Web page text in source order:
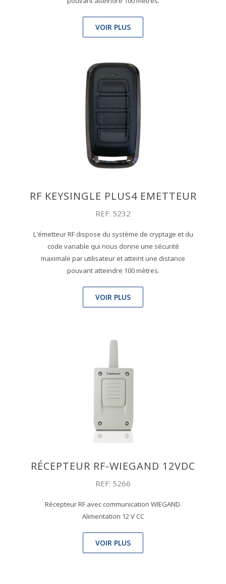
VOIR PLUS
RF KEYSINGLE PLUS4 EMETTEUR
REF: 5232
L'émetteur RF dispose du système de cryptage et du
code variable qui nous donne une sécurité
maximale par utilisateur et atteint une distance
pouvant atteindre 100 mètres.
VOIR PLUS
RÉCEPTEUR RF-WIEGAND 12VDC
REF: 5266
Récepteur RF avec communication WIEGAND.
Alimentation 12 V CC
VOIR PLUS